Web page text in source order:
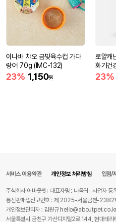
이나바 챠오 금빛육수컵 가다
랑어 70g (IMC-132)
23% 1,150원
로얄캐
화기건
23%
서비스 이용약관 개인정보 처리방침 입점/
주식회사 어바웃펫 대표자명 : 나옥귀 사업자
통신판매업신고번호 : 제 2025-서울금천-2382
개인정보관리자 : 김원규 hello@aboutpet.co.kr
서울특별시 금천구 가산디지털2로 144, 현대테